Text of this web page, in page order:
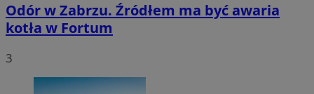
Odór w Zabrzu. Źródłem ma być awaria
kotła w Fortum
3